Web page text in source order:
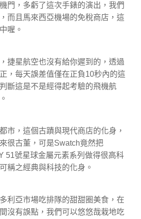
門，多虧了這次手錶的演出，我們
而且馬來西亞機場的免稅商店，這
喔。
捷星航空也沒有給你遲到的，透過
，每天誤差值僅在正負10秒內的這
斷這是不是經得起考驗的飛機航
市，這個古蹟與現代商店的化身，
很古董，可是Swatch竟然把
51號星球金屬元素系列做得很高科
稱之經典與科技的化身。
利亞市場吃排隊的甜甜圈美食，在
沒有誤點，我們可以悠悠哉栽地吃